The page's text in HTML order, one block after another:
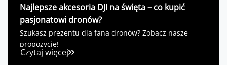
Najlepsze akcesoria DJI na święta – co kupić
pasjonatowi dronów?
Szukasz prezentu dla fana dronów? Zobacz nasze
propozycje!
Czytaj więcej